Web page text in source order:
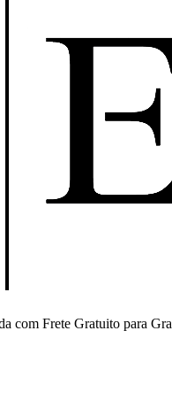
com Frete Gratuito para